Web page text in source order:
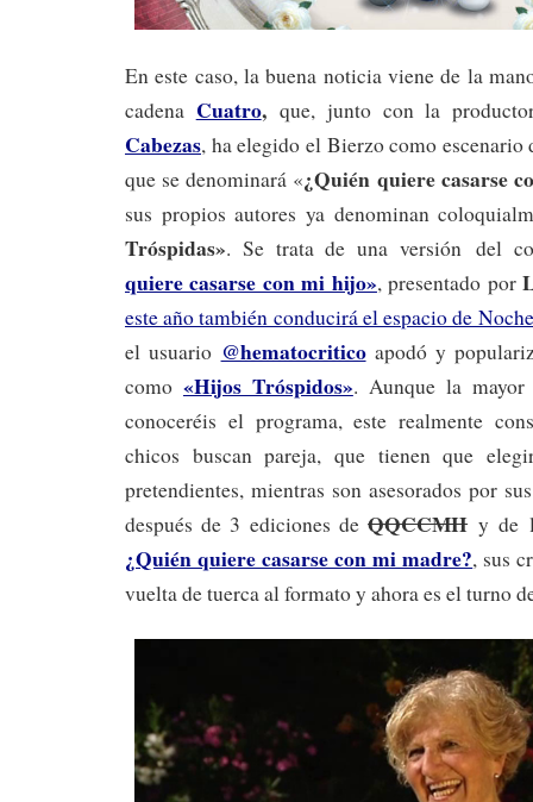
En este caso, la buena noticia viene de la
cadena Cuatro,que, junto con la
Cabezas, ha elegido el Bierzo como escenario
que se denominará «¿Quién quiere casarse
sus propios autores ya denominan
Tróspidas». Se trata de una versión del
quiere casarse con mi hijo», presentado por
este año también conducirá el espacio de
el usuario @hematocriticoapodó y
como «Hijos Tróspidos». Aunque la
conoceréis el programa, este realmente
chicos buscan pareja, que tienen que
pretendientes, mientras son asesorados por
después de 3 ediciones deQQCCMH y de
¿Quién quiere casarse con mi madre?, sus
vuelta de tuerca al formato y ahora es el turno